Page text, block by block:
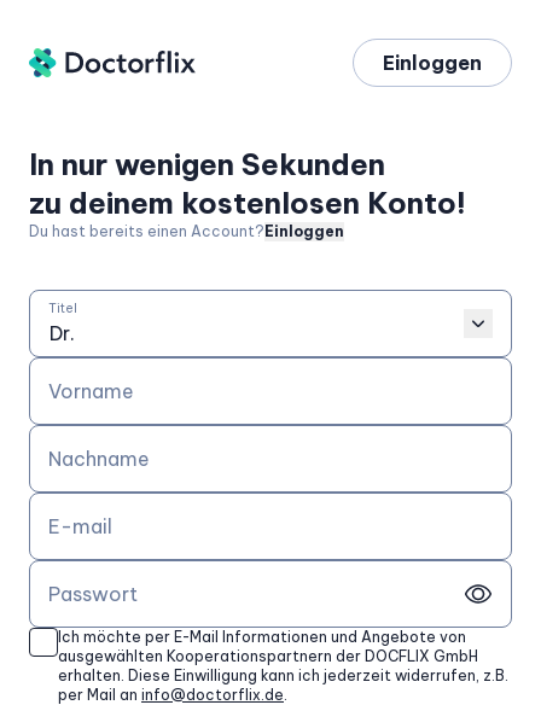
Einloggen
In nur wenigen Sekunden
zu deinem kostenlosen Konto!
Du hast bereits einen Account? Einloggen
Titel
Vorname
Nachname
E-mail
Passwort
Ich möchte per E-Mail Informationen und Angebote von
ausgewählten Kooperationspartnern der DOCFLIX GmbH
erhalten. Diese Einwilligung kann ich jederzeit widerrufen, z.B.
per Mail an info@doctorflix.de.